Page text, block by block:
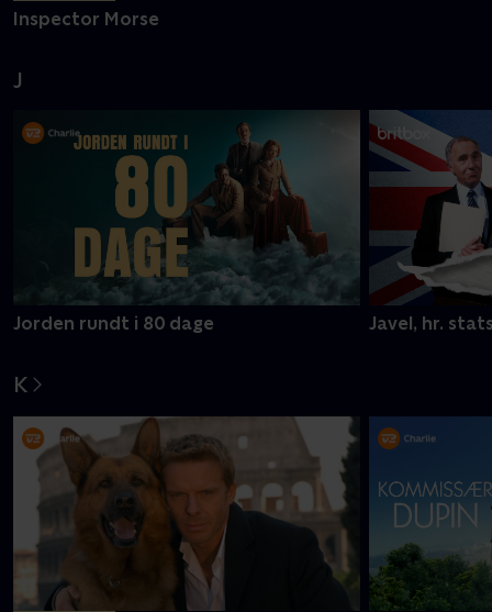
Inspector Morse
J
Jorden rundt i 80 dage Javel, hr.
K